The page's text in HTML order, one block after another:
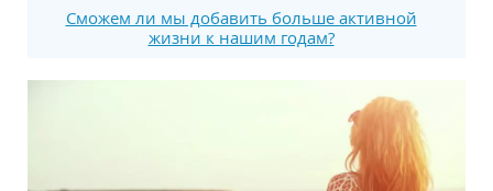
Сможем ли мы добавить больше активной
жизни к нашим годам?